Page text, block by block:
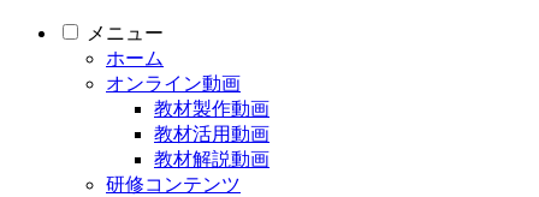
メニュー
ホーム
オンライン動画
教材製作動画
教材活用動画
教材解説動画
研修コンテンツ